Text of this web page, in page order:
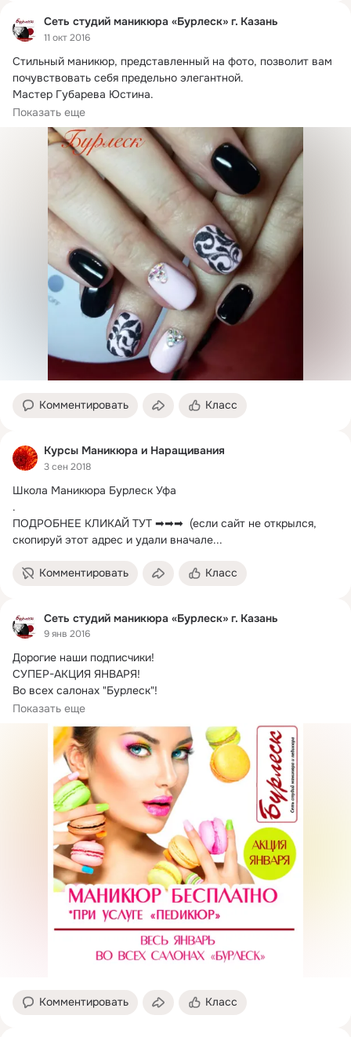
Сеть студий маникюра «Бурлеск» г. Казань
11 окт 2016
Стильный маникюр, представленный на фото, позволит вам
почувствовать себя предельно элегантной.
Мастер Губарева Юстина.
Будем рады видеть Вас!
Показать еще
Комментировать Класс
Курсы Маникюра и Наращивания
3 сен 2018
Школа Маникюра Бурлеск Уфа
.
ПОДРОБНЕЕ КЛИКАЙ ТУТ ➡➡➡  (если сайт не открылся,
скопируй этот адрес и удали вначале...
Комментировать Класс
Сеть студий маникюра «Бурлеск» г. Казань
9 янв 2016
Дорогие наши подписчики!
СУПЕР-АКЦИЯ ЯНВАРЯ!
Во всех салонах "Бурлеск"!
Спешим сообщить, что в самый первый месяц этого
прекрасного...
Показать еще
Комментировать Класс